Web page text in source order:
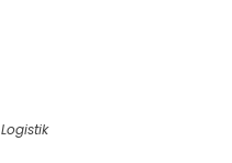
Logistik